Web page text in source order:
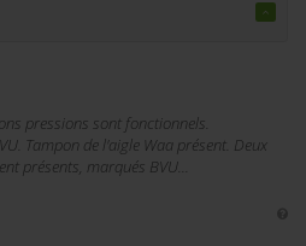
pressions sont fonctionnels.
Tampon de l'aigle Waa présent. Deux
présents, marqués BVU...